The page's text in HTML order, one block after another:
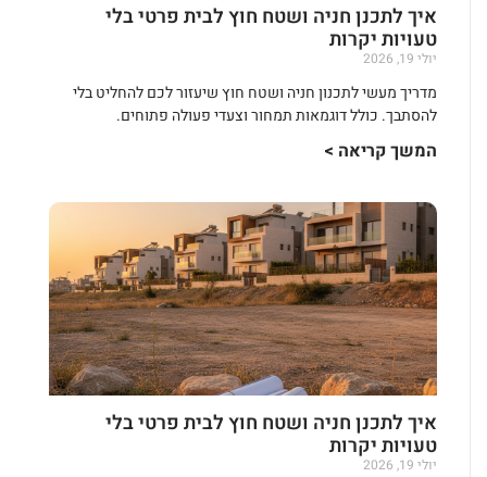
איך לתכנן חניה ושטח חוץ לבית פרטי בלי
טעויות יקרות
יולי 19, 2026
מדריך מעשי לתכנון חניה ושטח חוץ שיעזור לכם להחליט בלי
להסתבך. כולל דוגמאות תמחור וצעדי פעולה פתוחים.
המשך קריאה >
איך לתכנן חניה ושטח חוץ לבית פרטי בלי
טעויות יקרות
יולי 19, 2026